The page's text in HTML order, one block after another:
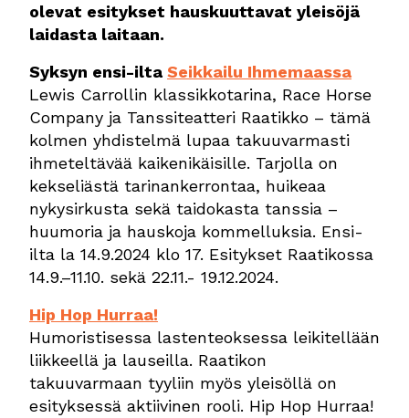
olevat esitykset hauskuuttavat yleisöjä
laidasta laitaan.
Syksyn ensi-ilta Seikkailu Ihmemaassa
Lewis Carrollin klassikkotarina, Race Horse
Company ja Tanssiteatteri Raatikko – tämä
kolmen yhdistelmä lupaa takuuvarmasti
ihmeteltävää kaikenikäisille. Tarjolla on
kekseliästä tarinankerrontaa, huikeaa
nykysirkusta sekä taidokasta tanssia –
huumoria ja hauskoja kommelluksia. Ensi-
ilta la 14.9.2024 klo 17. Esitykset Raatikossa
14.9.–11.10. sekä 22.11.- 19.12.2024.
Hip Hop Hurraa!
Humoristisessa lastenteoksessa leikitellään
liikkeellä ja lauseilla. Raatikon
takuuvarmaan tyyliin myös yleisöllä on
esityksessä aktiivinen rooli. Hip Hop Hurraa!